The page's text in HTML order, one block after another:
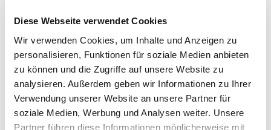
Diese Webseite verwendet Cookies
Wir verwenden Cookies, um Inhalte und Anzeigen zu
personalisieren, Funktionen für soziale Medien anbieten
zu können und die Zugriffe auf unsere Website zu
analysieren. Außerdem geben wir Informationen zu Ihrer
Verwendung unserer Website an unsere Partner für
soziale Medien, Werbung und Analysen weiter. Unsere
Partner führen diese Informationen möglicherweise mit
werden, was sich in der Preisspanne von 1.000 € bis
Durchschnittspreis reduzierte sich
dementsprechend gegenüber der Vorauktion auf
1.980 € im Mittel. Teuerste Färse der Juniauktion
war eine natürlich hornlose Popstar PP-Tochter aus
der Zucht von Michael Knaust aus Gudensberg, die
in allen Belangen überzeugen konnte: Angefangen